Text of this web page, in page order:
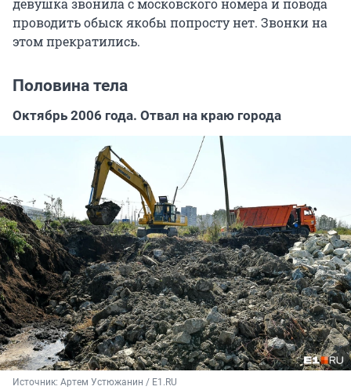
девушка звонила с московского номера и повода
проводить обыск якобы попросту нет. Звонки на
этом прекратились.
Половина тела
Октябрь 2006 года. Отвал на краю города
Источник: Артем Устюжанин / E1.RU